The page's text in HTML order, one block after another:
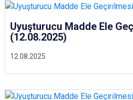
12.08.2025
Uyuşturucu Madde Ele
(12.08.2025)